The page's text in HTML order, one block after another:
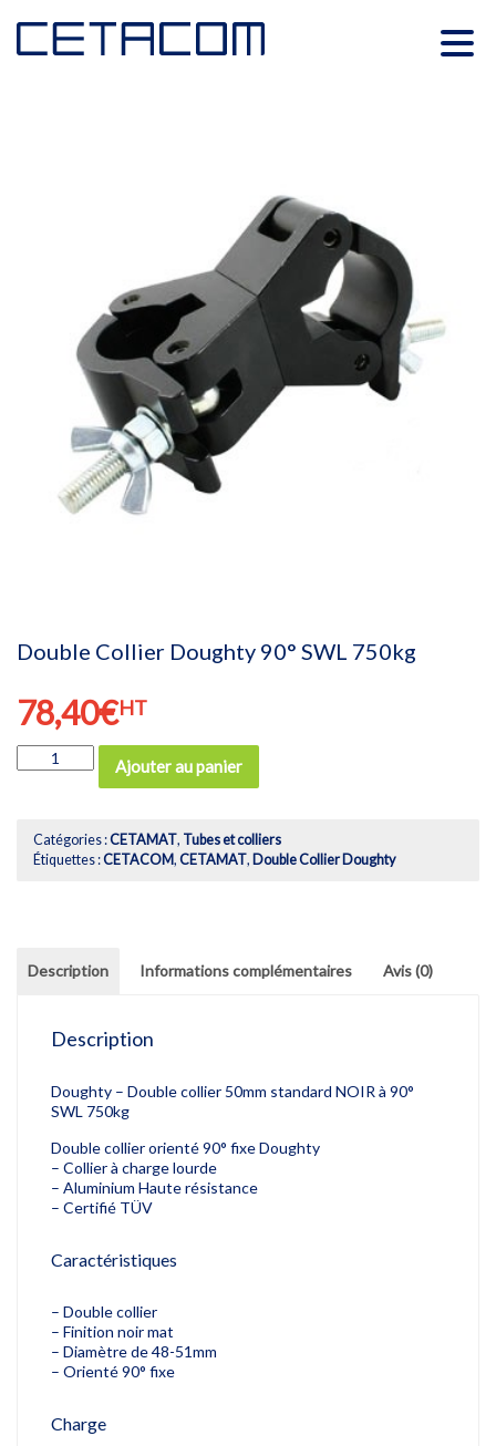
Double Collier Doughty 90° SWL 750kg
78,40€HT
quantité
de
Doughty
90°
Ajouter au panier
Catégories :CETAMAT, Tubes et colliers
Étiquettes :CETACOM, CETAMAT, Double Collier Doughty
Description Informations complémentaires Avis (0)
Description
Doughty – Double collier 50mm standard NOIR à 90°
SWL 750kg
Double collier orienté 90° fixe Doughty
– Collier à charge lourde
– Aluminium Haute résistance
– Certifié TÜV
Caractéristiques
– Double collier
– Finition noir mat
– Diamètre de 48-51mm
– Orienté 90° fixe
Charge